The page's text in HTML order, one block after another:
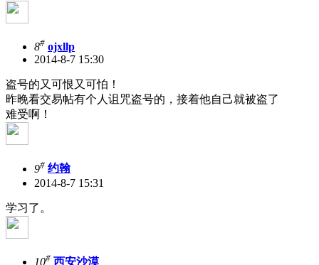
8# ojxllp
2014-8-7 15:30
盗号的又可恨又可怕！
昨晚看交易帖有个人诅咒盗号的，接着他自己就被盗了
难受啊！
9# 约翰
2014-8-7 15:31
学习了。
10# 西安沙漠